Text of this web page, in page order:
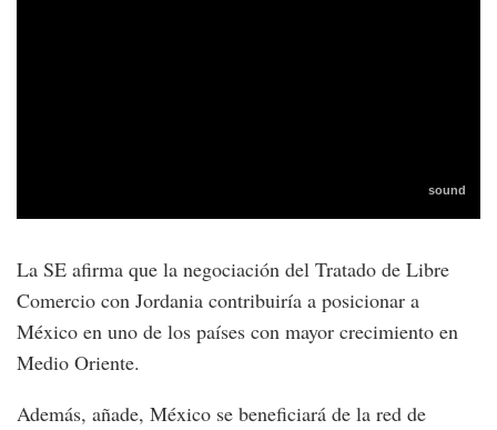
La SE afirma que la negociación del Tratado de Libre
Comercio con Jordania contribuiría a posicionar a
México en uno de los países con mayor crecimiento en
Medio Oriente.
Además, añade, México se beneficiará de la red de